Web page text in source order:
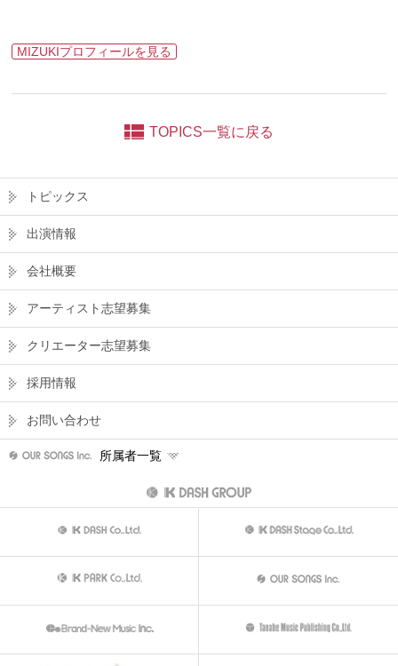
MIZUKIプロフィールを見る
TOPICS一覧に戻る
トピックス
出演情報
会社概要
アーティスト志望募集
クリエーター志望募集
採用情報
お問い合わせ
所属者一覧